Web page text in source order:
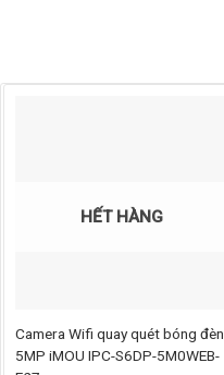
HẾT HÀNG
Camera Wifi quay quét bóng đèn
5MP iMOU IPC-S6DP-5M0WEB-